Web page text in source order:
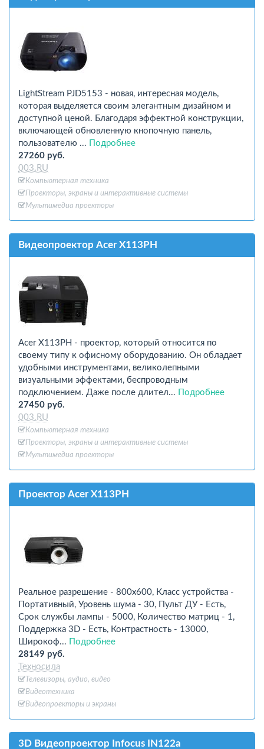
LightStream PJD5153 - новая, интересная модель,
которая выделяется своим элегантным дизайном и
доступной ценой. Благодаря эффектной конструкции,
включающей обновленную кнопочную панель,
пользователю ...
Подробнее
27260 руб.
003.RU
Компьютерная техника
Проекторы, экраны и интерактивные системы
Мультимедиа проекторы
Видеопроектор Acer X113PH
Acer X113PH - проектор, который относится по
своему типу к офисному оборудованию. Он обладает
удобными инструментами, великолепными
визуальными эффектами, беспроводным
подключением. Даже после длител...
Подробнее
27450 руб.
003.RU
Компьютерная техника
Проекторы, экраны и интерактивные системы
Мультимедиа проекторы
Проектор Acer X113PH
Реальное разрешение - 800x600, Класс устройства -
Портативный, Уровень шума - 30, Пульт ДУ - Есть,
Срок службы лампы - 5000, Количество матриц - 1,
Поддержка 3D - Есть, Контрастность - 13000,
Широкоф...
Подробнее
28149 руб.
Техносила
Телевизоры, аудио, видео
Видеотехника
Видеопроекторы и экраны
3D Видеопроектор Infocus IN122a